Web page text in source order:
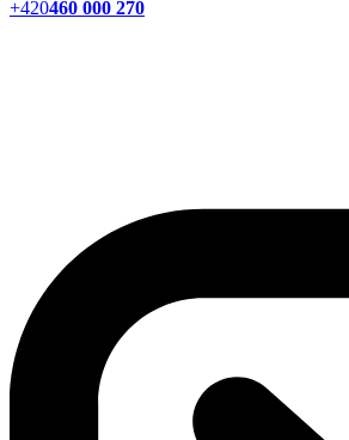
+420460 000 270